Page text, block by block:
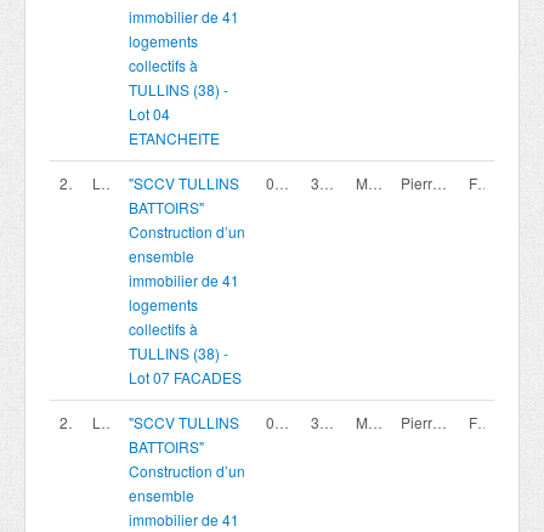
immobilier de 41
logements
collectifs à
TULLINS (38) -
Lot 04
ETANCHEITE
200420008 Lot 07
"SCCV TULLINS
BATTOIRS"
Construction d’un
ensemble
immobilier de 41
logements
collectifs à
TULLINS (38) -
Lot 07 FACADES
07/08/2026 30/09/2026 16:00 Marché privé Pierreval Agence Rhone Alpes France
200420010 Lot 09
"SCCV TULLINS
BATTOIRS"
Construction d’un
ensemble
immobilier de 41
07/08/2026 30/09/2026 16:00 Marché privé Pierreval Agence Rhone Alpes France